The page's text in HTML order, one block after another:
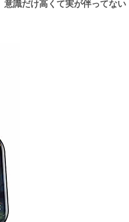
意識だけ高くて実が伴ってない